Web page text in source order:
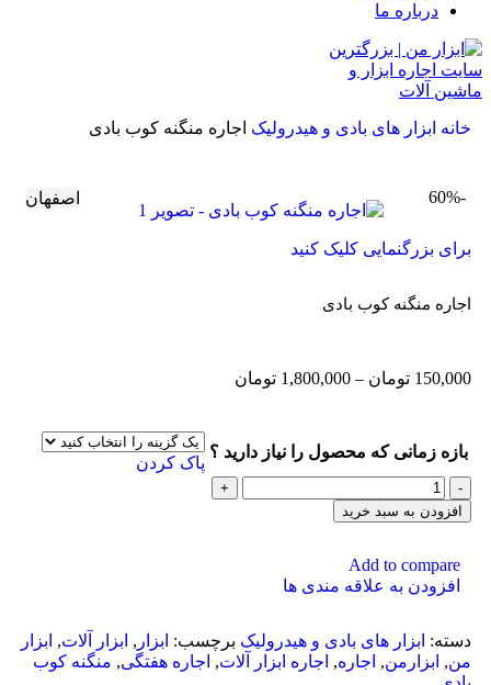
درباره ما
خانه ابزار های بادی و هیدرولیک اجاره منگنه کوب بادی
-60% اصفهان
برای بزرگنمایی کلیک کنید
اجاره منگنه کوب بادی
150,000 تومان –
1,800,000 تومان
بازه زمانی که محصول را نیاز دارید ؟
پاک کردن
افزودن به سبد خرید
Add to compare
افزودن به علاقه مندی ها
دسته: ابزار های بادی و هیدرولیک برچسب: ابزار , ابزار آلات, ابزار
من, ابزارمن, اجاره, اجاره ابزار آلات, اجاره هفتگی, منگنه کوب